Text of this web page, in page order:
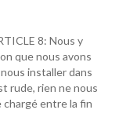
8: Nous y
que nous avons
installer dans
rude, rien ne nous
entre la fin